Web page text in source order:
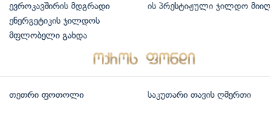
ევროკავშირის მდგრადი
ენერგეტიკის ჯილდოს
მფლობელი გახდა
ის პრესტიჟული ჯილდო
თეთრი ფოთოლი საკუთარი თავის ღმერთი